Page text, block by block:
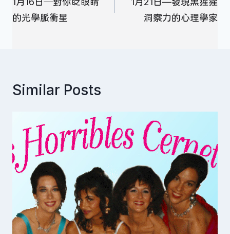
導
的光學脈衝星
洞察力的心理學家
Similar Posts